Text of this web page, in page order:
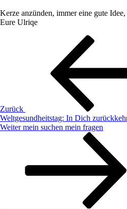
Kerze anzünden, immer eine gute
Eure Ulriqe
Beitragsnavigation
Zurück
Weltgesundheitstag: In Dich
Nächster
Weiter mein suchen mein fragen